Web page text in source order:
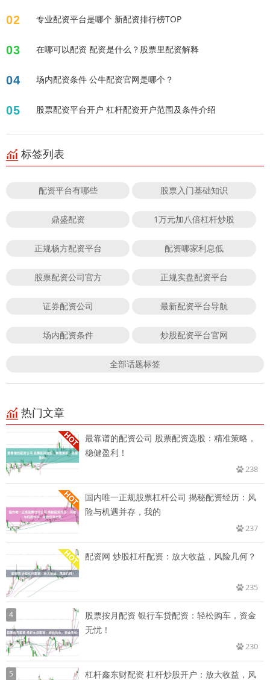
02 专业配资平台是哪个 新配资排行榜TOP
03 在哪可以配资 配资是什么？股票里配资解释
04 场内配资条件 公牛配资官网是哪个？
05 股票配资平台开户 杠杆配资开户范围及条件介绍
标签列表
配资平台有哪些 股票入门基础知识
鼎盛配资 1万元加八倍杠杆炒股
正规杨方配资平台 配资哪家利息低
股票配资公司官方 正规实盘配资平台
证券配资公司 最新配资平台导航
场内配资条件 炒股配资平台官网
全部话题标签
热门文章
最靠谱的配资公司 股票配资选股：精准策略，
稳健盈利！
238
国内唯一正规股票杠杆公司 揭秘配资经历：风
险与机遇并存，我的
237
配资网 炒股杠杆配资：放大收益，风险几何？
235
4
股票按月配资 银行车贷配资：轻松购车，资金
无忧！
230
5 杠杆鑫东财配资 杠杆炒股开户：放大收益，风